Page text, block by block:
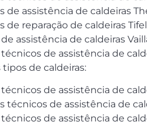
de assistência de caldeiras
de reparação de caldeiras
assistência de caldeiras
de assistência de
de caldeiras:
de assistência de
técnicos de assistência de
de assistência de